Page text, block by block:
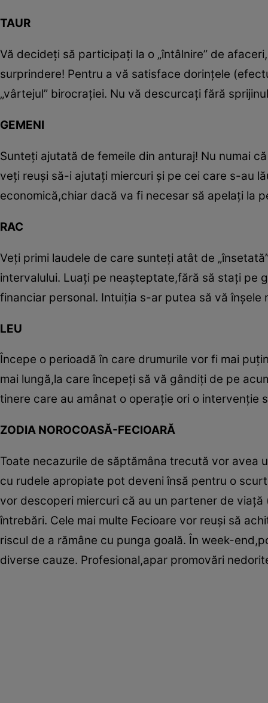
TAUR
Vă decideţi să participaţi la o „întâlnire” de
surprindere! Pentru a vă satisface dorinţele
„vârtejul” birocraţiei. Nu vă descurcaţi fără
GEMENI
Sunteţi ajutată de femeile din anturaj! Nu numai
veţi reuşi să-i ajutaţi miercuri şi pe cei care s-au
economică,chiar dacă va fi necesar să apelaţi la
RAC
Veţi primi laudele de care sunteţi atât de
intervalului. Luaţi pe neaşteptate,fără să staţi pe
financiar personal. Intuiţia s-ar putea să vă înşele
LEU
Începe o perioadă în care drumurile vor fi mai
mai lungă,la care începeţi să vă gândiţi de pe
tinere care au amânat o operaţie ori o intervenţie
ZODIA NOROCOASĂ-FECIOARĂ
Toate necazurile de săptămâna trecută vor avea
cu rudele apropiate pot deveni însă pentru o
vor descoperi miercuri că au un partener de
întrebări. Cele mai multe Fecioare vor reuşi să
riscul de a rămâne cu punga goală. În week-
diverse cauze. Profesional,apar promovări